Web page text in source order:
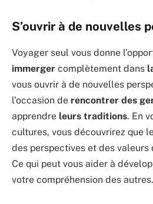
S’ouvrir à de nouvelles
Voyager seul vous donne
immerger complètement dans
vous ouvrir à de nouvelles
l’occasion de rencontrer des
apprendre leurs traditions. En
cultures, vous découvrirez que
des perspectives et des
Ce qui peut vous aider à
votre compréhension des autres.